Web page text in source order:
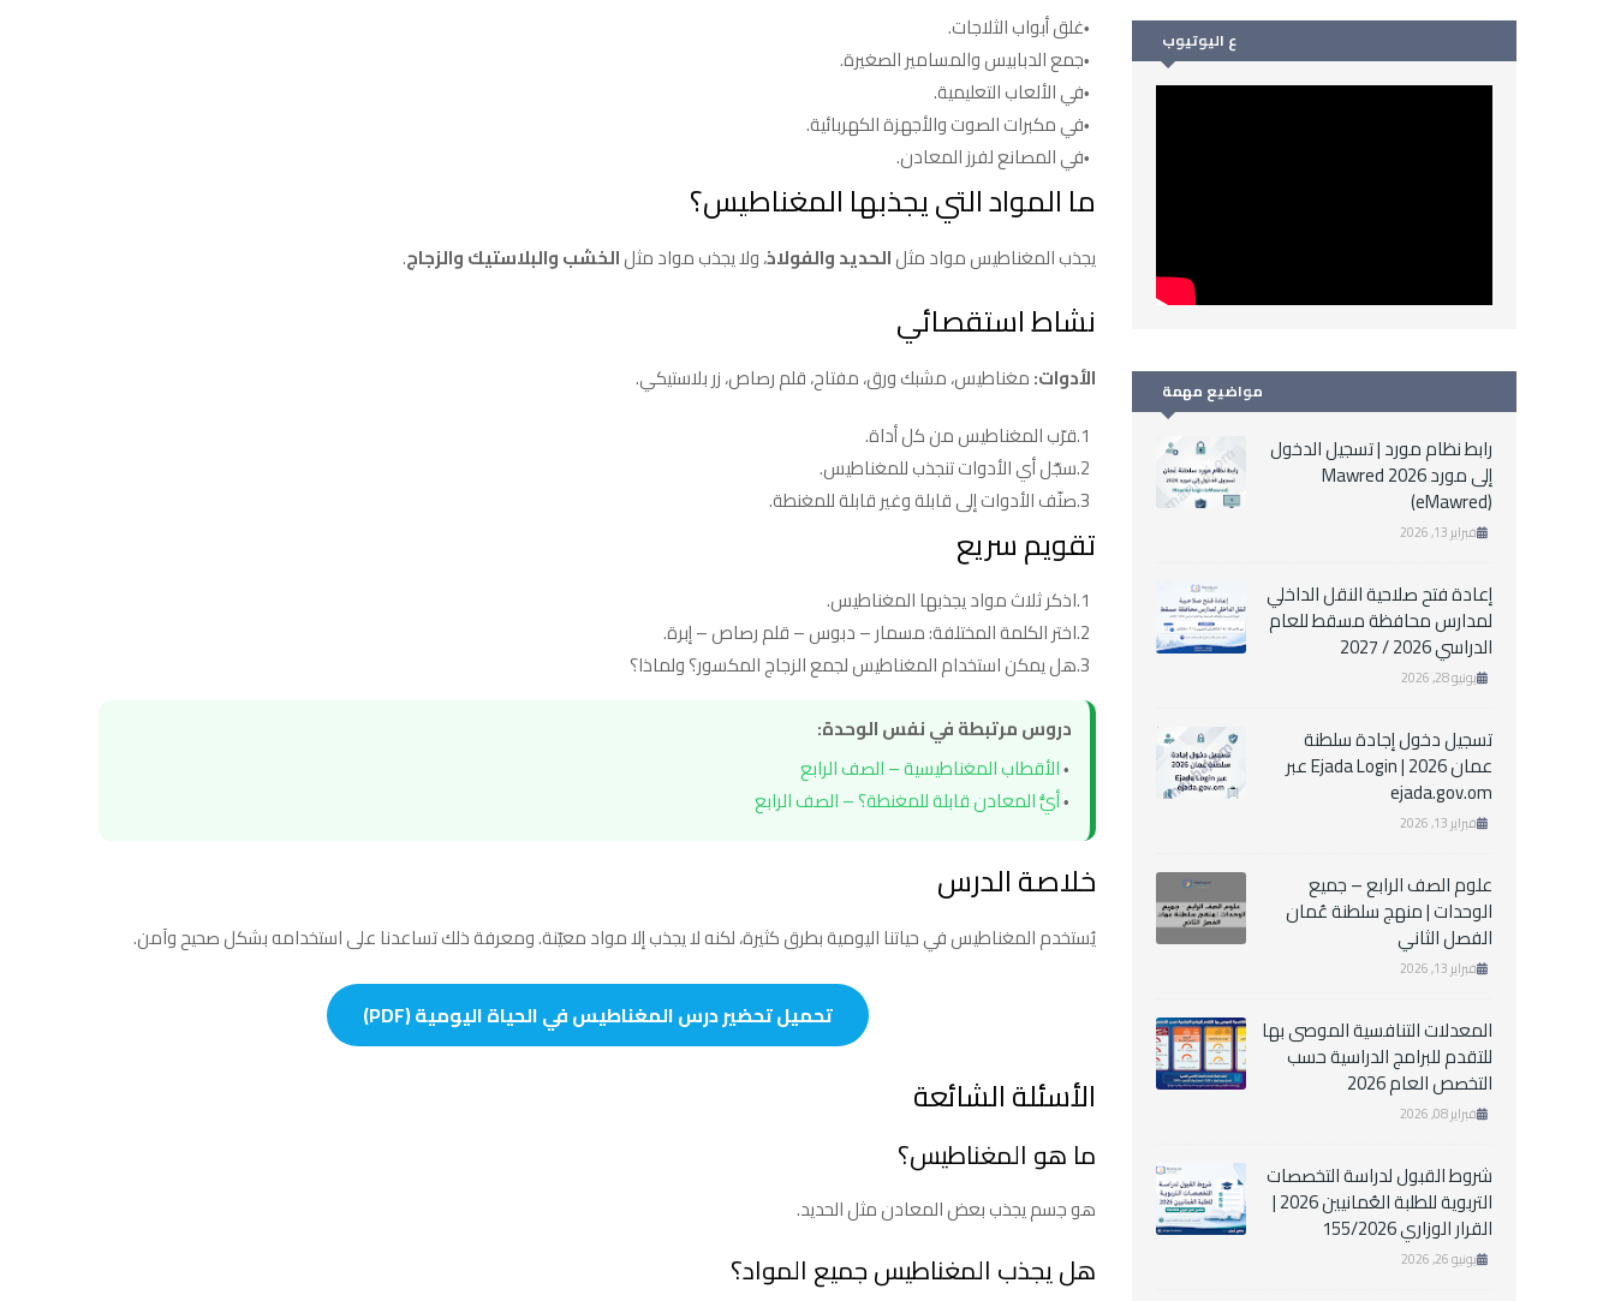
غلق أبواب الثلاجات.
جمع الدبابيس والمسامير الصغيرة.
في الألعاب التعليمية.
في مكبرات الصوت والأجهزة الكهربائية.
في المصانع لفرز المعادن.
ما المواد التي يجذبها المغناطيس؟
يجذب المغناطيس مواد مثلالحديد والفولاذ، ولا يجذب مواد مثلالخشب والبلاستيك والزجاج.
نشاط استقصائي
الأدوات:مغناطيس، مشبك ورق، مفتاح، قلم رصاص، زر بلاستيكي.
قرّب المغناطيس من كل أداة.
سجّل أي الأدوات تنجذب للمغناطيس.
صنّف الأدوات إلى قابلة وغير قابلة للمغنطة.
تقويم سريع
اذكر ثلاث مواد يجذبها المغناطيس.
اختر الكلمة المختلفة: مسمار – دبوس – قلم رصاص – إبرة.
هل يمكن استخدام المغناطيس لجمع الزجاج المكسور؟ ولماذا؟
دروس مرتبطة في نفس الوحدة:
الأقطاب المغناطيسية – الصف الرابع
أيُّ المعادن قابلة للمغنطة؟ – الصف الرابع
خلاصة الدرس
يُستخدم المغناطيس في حياتنا اليومية بطرق كثيرة، لكنه لا يجذب إلا مواد معيّنة. ومعرفة ذلك تساعدنا على استخدامه بشكل صحيح وآمن.
تحميل تحضير درس المغناطيس في الحياة اليومية (PDF)
الأسئلة الشائعة
ما هو المغناطيس؟
هو جسم يجذب بعض المعادن مثل الحديد.
هل يجذب المغناطيس جميع المواد؟
ع اليوتيوب
مواضيع مهمة
رابط نظام مورد | تسجيل الدخول
إلى مورد Mawred 2026
(eMawred)
فبراير 13, 2026
إعادة فتح صلاحية النقل الداخلي
لمدارس محافظة مسقط للعام
الدراسي 2026 / 2027
يونيو 28, 2026
تسجيل دخول إجادة سلطنة
عمان 2026 | Ejada Login عبر
ejada.gov.om
فبراير 13, 2026
علوم الصف الرابع – جميع
الوحدات | منهج سلطنة عُمان
الفصل الثاني
فبراير 13, 2026
المعدلات التنافسية الموصى بها
للتقدم للبرامج الدراسية حسب
التخصص العام 2026
فبراير 08, 2026
شروط القبول لدراسة التخصصات
التربوية للطلبة العُمانيين 2026 |
القرار الوزاري 155/2026
يونيو 26, 2026